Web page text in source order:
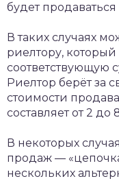
будет
В таких случаях
риелтору,
соответствующую
Риелтор берёт за
стоимости
составляет от 2 до
В некоторых
продаж —
нескольких